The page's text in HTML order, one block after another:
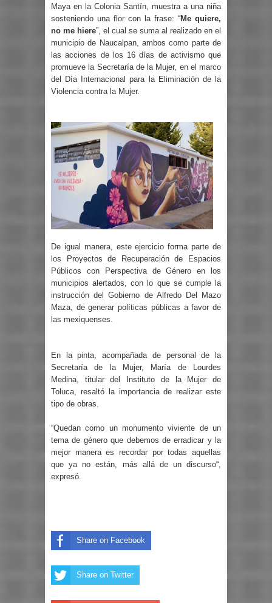
Maya en la Colonia Santín, muestra a una niña
sosteniendo una flor con la frase: “Me quiere,
no me hiere”, el cual se suma al realizado en el
municipio de Naucalpan, ambos como parte de
las acciones de los 16 días de activismo que
promueve la Secretaría de la Mujer, en el marco
del Día Internacional para la Eliminación de la
Violencia contra la Mujer.
De igual manera, este ejercicio forma parte de
los Proyectos de Recuperación de Espacios
Públicos con Perspectiva de Género en los
municipios alertados, con lo que se cumple la
instrucción del Gobierno de Alfredo Del Mazo
Maza, de generar políticas públicas a favor de
las mexiquenses.
En la pinta, acompañada de personal de la
Secretaría de la Mujer, María de Lourdes
Medina, titular del Instituto de la Mujer de
Toluca, resaltó la importancia de realizar este
tipo de obras.
“Quedan como un monumento viviente de un
tema de género que debemos de erradicar y la
mejor manera es recordar por todas aquellas
que ya no están, más allá de un discurso“,
expresó.
Share on Facebook
Share on Twitter